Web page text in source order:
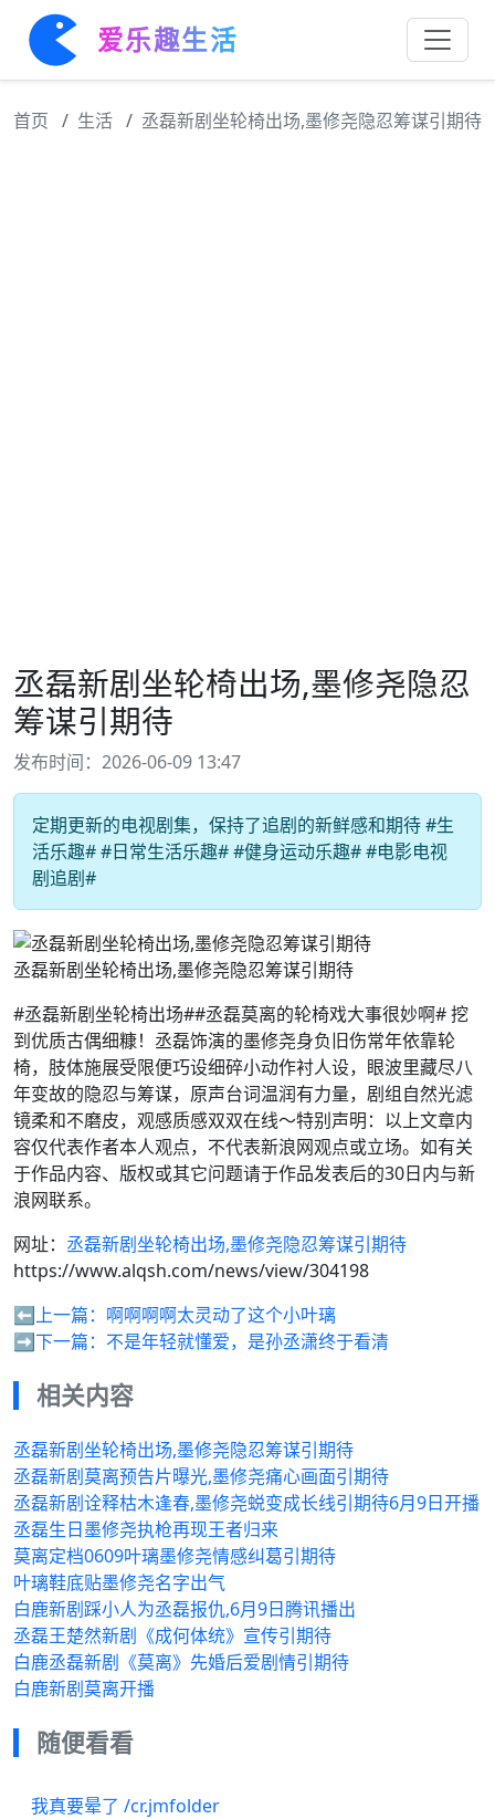
爱乐趣生活
首页 生活 丞磊新剧坐轮椅出场,墨修尧隐忍筹谋引期待
丞磊新剧坐轮椅出场,墨修尧隐忍
筹谋引期待
发布时间：2026-06-09 13:47
定期更新的电视剧集，保持了追剧的新鲜感和期待 #生
活乐趣# #日常生活乐趣# #健身运动乐趣# #电影电视
剧追剧#
丞磊新剧坐轮椅出场,墨修尧隐忍筹谋引期待
#丞磊新剧坐轮椅出场##丞磊莫离的轮椅戏大事很妙啊# 挖
到优质古偶细糠！丞磊饰演的墨修尧身负旧伤常年依靠轮
椅，肢体施展受限便巧设细碎小动作衬人设，眼波里藏尽八
年变故的隐忍与筹谋，原声台词温润有力量，剧组自然光滤
镜柔和不磨皮，观感质感双双在线～特别声明：以上文章内
容仅代表作者本人观点，不代表新浪网观点或立场。如有关
于作品内容、版权或其它问题请于作品发表后的30日内与新
浪网联系。
网址： 丞磊新剧坐轮椅出场,墨修尧隐忍筹谋引期待
https://www.alqsh.com/news/view/304198
⬅️上一篇： 啊啊啊啊太灵动了这个小叶璃
➡️下一篇： 不是年轻就懂爱，是孙丞潇终于看清
相关内容
丞磊新剧坐轮椅出场,墨修尧隐忍筹谋引期待
丞磊新剧莫离预告片曝光,墨修尧痛心画面引期待
丞磊新剧诠释枯木逢春,墨修尧蜕变成长线引期待6月9日开播
丞磊生日墨修尧执枪再现王者归来
莫离定档0609叶璃墨修尧情感纠葛引期待
叶璃鞋底贴墨修尧名字出气
白鹿新剧踩小人为丞磊报仇,6月9日腾讯播出
丞磊王楚然新剧《成何体统》宣传引期待
白鹿丞磊新剧《莫离》先婚后爱剧情引期待
白鹿新剧莫离开播
随便看看
我真要晕了 /cr.jmfolder